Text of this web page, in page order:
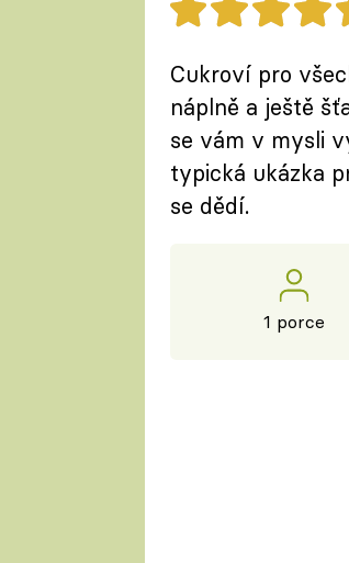
Cukroví pro
náplně a ještě
se vám v mysli
typická ukázka
se dědí.
1 porce